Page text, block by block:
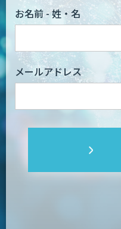
お名前 - 姓・名
メールアドレス